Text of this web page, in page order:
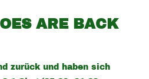
ARE BACK
zurück und haben sich